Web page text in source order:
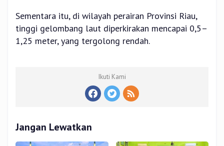
Sementara itu, di wilayah perairan Provinsi Riau,
tinggi gelombang laut diperkirakan mencapai 0,5–
1,25 meter, yang tergolong rendah.
Ikuti Kami
Jangan Lewatkan